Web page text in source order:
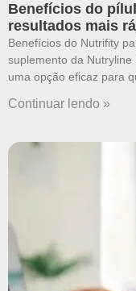
Benefícios do
resultados mais
Benefícios do Nutrifity
suplemento da
uma opção eficaz para
Continuar lendo »